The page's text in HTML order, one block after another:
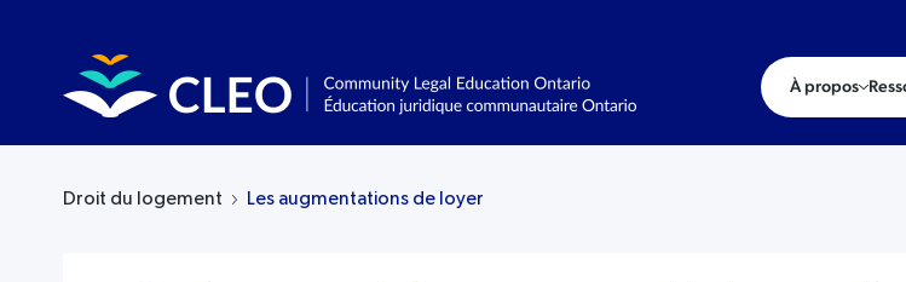
À propos
Droit du logement Les augmentations de loyer